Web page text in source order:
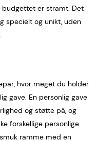
budgettet er stramt. Det
specielt og unikt, uden
hvor meget du holder
gave. En personlig gave
og støtte på, og
forskellige personlige
ramme med en